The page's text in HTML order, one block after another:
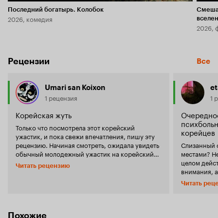
Последний богатырь. Колобок
2026, комедия
2026,
Рецензии Все
Umari san Koixon
1 рецензия
Корейская жуть
Только что посмотрела этот корейский
ужастик, и пока свежи впечатления, пишу эту
рецензию. Начиная смотреть, ожидала увидеть
обычный молодежный ужастик на корейский
лад, и начало оправдывало ожидания. Семеро
молодых людей собираются посетить
никогда не нравилось, но тут неожиданно
Читать рецензию
1
корейцев
Слизанный
местами?
целом
внимания,
хоррором
чего
Читать
Похожие